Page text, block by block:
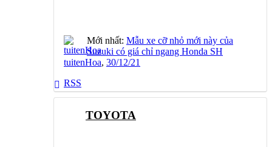
Mới nhất: Mẫu xe cỡ nhỏ mới này của
Suzuki có giá chỉ ngang Honda SH
tuitenHoa, 30/12/21
RSS
TOYOTA